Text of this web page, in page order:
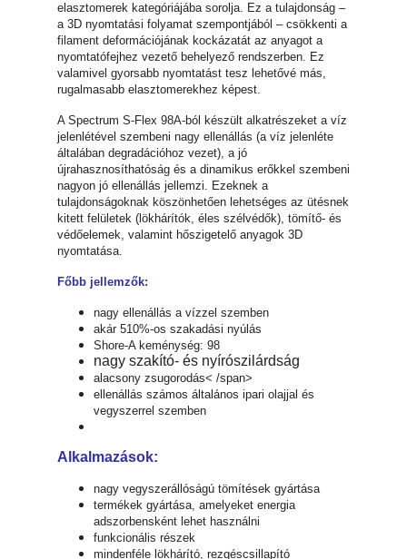
elasztomerek kategóriájába sorolja. Ez a tulajdonság –
a 3D nyomtatási folyamat szempontjából – csökkenti a
filament deformációjának kockázatát az anyagot a
nyomtatófejhez vezető behelyező rendszerben. Ez
valamivel gyorsabb nyomtatást tesz lehetővé más,
rugalmasabb elasztomerekhez képest.
A Spectrum S-Flex 98A-ból készült alkatrészeket a víz
jelenlétével szembeni nagy ellenállás (a víz jelenléte
általában degradációhoz vezet), a jó
újrahasznosíthatóság és a dinamikus erőkkel szembeni
nagyon jó ellenállás jellemzi. Ezeknek a
tulajdonságoknak köszönhetően lehetséges az ütésnek
kitett felületek (lökhárítók, éles szélvédők), tömítő- és
védőelemek, valamint hőszigetelő anyagok 3D
nyomtatása.
Főbb jellemzők:
nagy ellenállás a vízzel szemben
akár 510%-os szakadási nyúlás
Shore-A keménység: 98
nagy szakító- és nyírószilárdság
alacsony zsugorodás< /span>
ellenállás számos általános ipari olajjal és
vegyszerrel szemben
Alkalmazások:
nagy vegyszerállóságú tömítések gyártása
termékek gyártása, amelyeket energia
adszorbensként lehet használni
funkcionális részek
mindenféle lökhárító, rezgéscsillapító